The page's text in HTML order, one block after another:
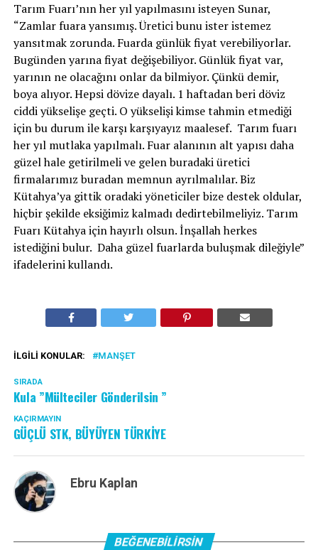
Tarım Fuarı’nın her yıl yapılmasını isteyen Sunar,
“Zamlar fuara yansımış. Üretici bunu ister istemez
yansıtmak zorunda. Fuarda günlük fiyat verebiliyorlar.
Bugünden yarına fiyat değişebiliyor. Günlük fiyat var,
yarının ne olacağını onlar da bilmiyor. Çünkü demir,
boya alıyor. Hepsi dövize dayalı. 1 haftadan beri döviz
ciddi yükselişe geçti. O yükselişi kimse tahmin etmediği
için bu durum ile karşı karşıyayız maalesef. Tarım fuarı
her yıl mutlaka yapılmalı. Fuar alanının alt yapısı daha
güzel hale getirilmeli ve gelen buradaki üretici
firmalarımız buradan memnun ayrılmalılar. Biz
Kütahya’ya gittik oradaki yöneticiler bize destek oldular,
hiçbir şekilde eksiğimiz kalmadı dedirtebilmeliyiz. Tarım
Fuarı Kütahya için hayırlı olsun. İnşallah herkes
istediğini bulur. Daha güzel fuarlarda buluşmak dileğiyle”
ifadelerini kullandı.
İLGILI KONULAR: MANŞET
SIRADA
Kula ”Mülteciler Gönderilsin ”
KAÇIRMAYIN
GÜÇLÜ STK, BÜYÜYEN TÜRKİYE
Ebru Kaplan
BEĞENEBILIRSIN